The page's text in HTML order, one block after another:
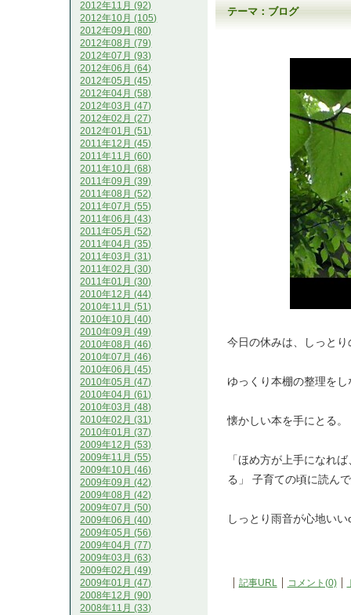
テーマ：ブログ
今日の休みは、しっと
ゆっくり本棚の整理を
懐かしい本を手にとる。
「ほめ方が上手になれ
る」 子育ての頃に読ん
しっとり雨音が心地い
記事URL コメント(0)
2012年11月 (92)
2012年10月 (105)
2012年09月 (80)
2012年08月 (79)
2012年07月 (93)
2012年06月 (64)
2012年05月 (45)
2012年04月 (58)
2012年03月 (47)
2012年02月 (27)
2012年01月 (51)
2011年12月 (45)
2011年11月 (60)
2011年10月 (68)
2011年09月 (39)
2011年08月 (52)
2011年07月 (55)
2011年06月 (43)
2011年05月 (52)
2011年04月 (35)
2011年03月 (31)
2011年02月 (30)
2011年01月 (30)
2010年12月 (44)
2010年11月 (51)
2010年10月 (40)
2010年09月 (49)
2010年08月 (46)
2010年07月 (46)
2010年06月 (45)
2010年05月 (47)
2010年04月 (61)
2010年03月 (48)
2010年02月 (31)
2010年01月 (37)
2009年12月 (53)
2009年11月 (55)
2009年10月 (46)
2009年09月 (42)
2009年08月 (42)
2009年07月 (50)
2009年06月 (40)
2009年05月 (56)
2009年04月 (77)
2009年03月 (63)
2009年02月 (49)
2009年01月 (47)
2008年12月 (90)
2008年11月 (33)